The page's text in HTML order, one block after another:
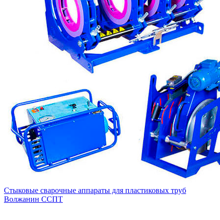
Стыковые сварочные аппараты для пластиковых труб
Волжанин ССПТ